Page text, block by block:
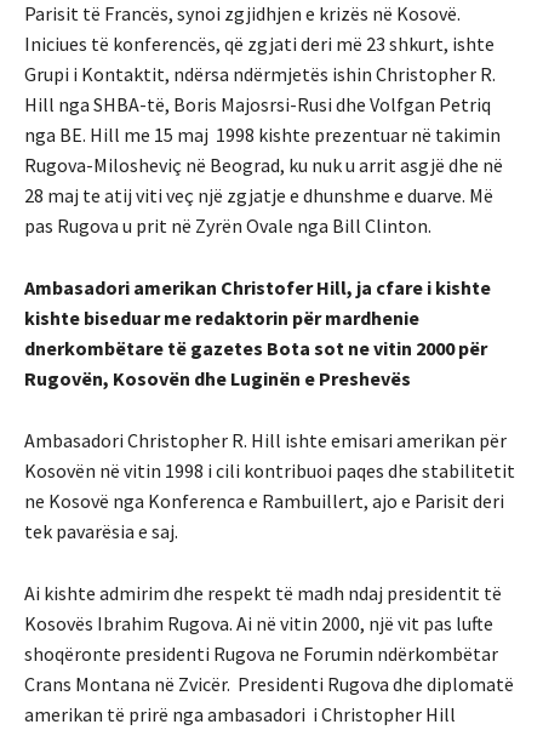
Parisit të Francës, synoi zgjidhjen e krizës në Kosovë.
Iniciues të konferencës, që zgjati deri më 23 shkurt, ishte
Grupi i Kontaktit, ndërsa ndërmjetës ishin Christopher R.
Hill nga SHBA-të, Boris Majosrsi-Rusi dhe Volfgan Petriq
nga BE. Hill me 15 maj 1998 kishte prezentuar në takimin
Rugova-Milosheviç në Beograd, ku nuk u arrit asgjë dhe në
28 maj te atij viti veç një zgjatje e dhunshme e duarve. Më
pas Rugova u prit në Zyrën Ovale nga Bill Clinton.
Ambasadori amerikan Christofer Hill, ja cfare i kishte
kishte biseduar me redaktorin për mardhenie
dnerkombëtare të gazetes Bota sot ne vitin 2000 për
Rugovën, Kosovën dhe Luginën e Preshevës
Ambasadori Christopher R. Hill ishte emisari amerikan për
Kosovën në vitin 1998 i cili kontribuoi paqes dhe stabilitetit
ne Kosovë nga Konferenca e Rambuillert, ajo e Parisit deri
tek pavarësia e saj.
Ai kishte admirim dhe respekt të madh ndaj presidentit të
Kosovës Ibrahim Rugova. Ai në vitin 2000, një vit pas lufte
shoqëronte presidenti Rugova ne Forumin ndërkombëtar
Crans Montana në Zvicër. Presidenti Rugova dhe diplomatë
amerikan të prirë nga ambasadori i Christopher Hill